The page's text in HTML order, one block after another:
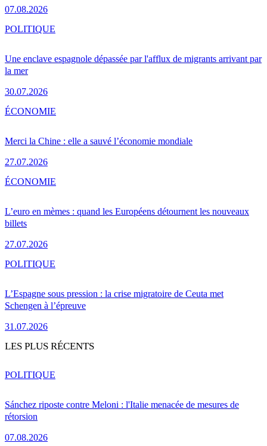
07.08.2026
Une enclave espagnole dépassée par l'afflux de migrants arrivant par
la mer
30.07.2026
POLITIQUE
Merci la Chine : elle a sauvé l’économie mondiale
27.07.2026
ÉCONOMIE
L’euro en mèmes : quand les Européens détournent les nouveaux
billets
27.07.2026
ÉCONOMIE
L’Espagne sous pression : la crise migratoire de Ceuta met
Schengen à l’épreuve
31.07.2026
POLITIQUE
LES PLUS RÉCENTS
Sánchez riposte contre Meloni : l'Italie menacée de mesures de
rétorsion
07.08.2026
POLITIQUE